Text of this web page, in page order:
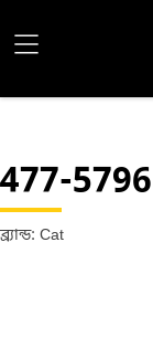
477-5796
ব্র্যান্ড: Cat